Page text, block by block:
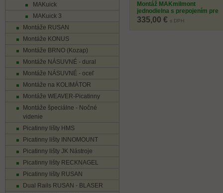
Montáž MAKmilmont
jednodielna s prepojením pre
Picatinny, D=30 mm
335,00 € s DPH
MAKuick
MAKuick 3
Montáže RUSAN
Montáže KONUS
Montáže BRNO (Kozap)
Montáže NÁSUVNÉ - dural
Montáže NÁSUVNÉ - oceľ
Montáže na KOLIMÁTOR
Montáže WEAVER-Picatinny
Montáže špeciálne - Nočné
videnie
Picatinny lišty HMS
Picatinny lišty INNOMOUNT
Picatinny lišty JK Nástroje
Picatinny lišty RECKNAGEL
Picatinny lišty RUSAN
Dual Rails RUSAN - BLASER